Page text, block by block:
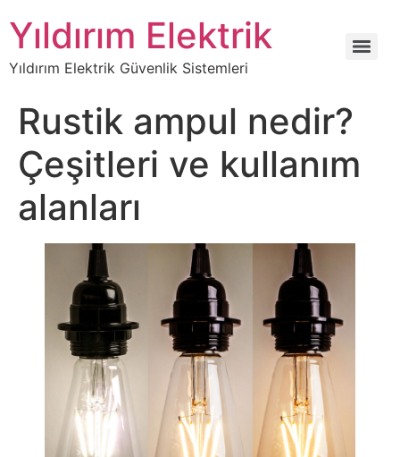
Yıldırım Elektrik
Yıldırım Elektrik Güvenlik Sistemleri
Rustik ampul nedir?
Çeşitleri ve kullanım
alanları